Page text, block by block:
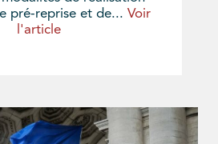
pré-reprise et de... Voir
l'article